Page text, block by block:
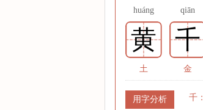
huáng qiān
黄 千
土 金
用字分析 千：